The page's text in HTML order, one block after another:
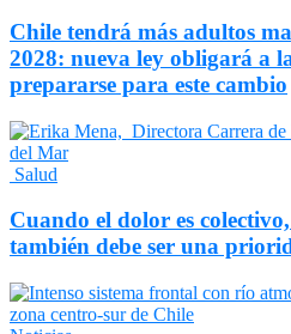
Chile tendrá más adultos
2028: nueva ley obligará a
prepararse para este cambio
Salud
Cuando el dolor es
también debe ser una